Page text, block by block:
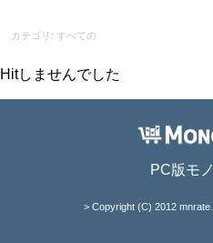
カテゴリ: すべての
Hitしませんでした
PC版モ
> Copyright (C) 2012